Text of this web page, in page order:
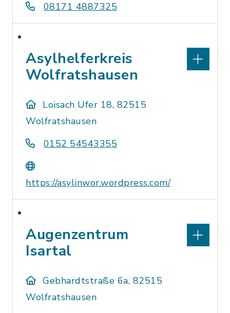
08171 4887325
Asylhelferkreis
Wolfratshausen
Loisach Ufer 18, 82515
Wolfratshausen
0152 54543355
https://asylinwor.wordpress.com/
Augenzentrum
Isartal
Gebhardtstraße 6a, 82515
Wolfratshausen